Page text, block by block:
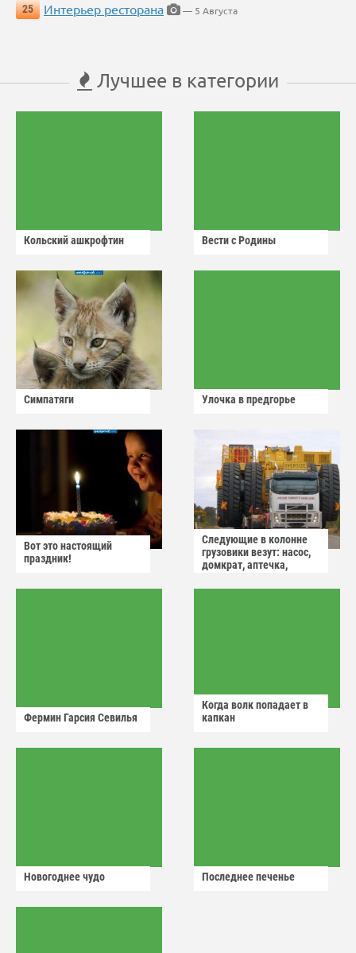
25
Интерьер ресторана — 5 Августа
Лучшее в категории
Кольский ашкрофтин Вести с Родины
Симпатяги Улочка в предгорье
Вот это настоящий
праздник!
Следующие в колонне
грузовики везут: насос,
домкрат, аптечка,
Фермин Гарсия Севилья
Когда волк попадает в
капкан
Новогоднее чудо Последнее печенье